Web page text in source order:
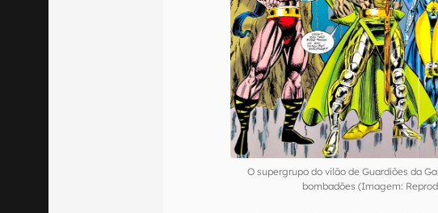
O supergrupo do vilão de Guardiões da
bombadões (Imagem: